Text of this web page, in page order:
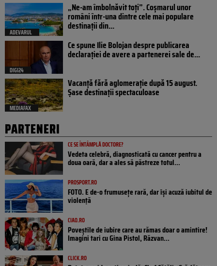
ADEVARUL
„Ne-am îmbolnăvit toți”. Coșmarul unor
români într-una dintre cele mai populare
destinații din...
DIGI24
Ce spune Ilie Bolojan despre publicarea
declarației de avere a partenerei sale de...
MEDIAFAX
Vacanță fără aglomerație după 15 august.
Șase destinații spectaculoase
PARTENERI
CE SE ÎNTÂMPLĂ DOCTORE?
Vedeta celebră, diagnosticată cu cancer pentru a
doua oară, dar a ales să păstreze totul...
PROSPORT.RO
FOTO. E de-o frumusețe rară, dar își acuză iubitul de
violență
CIAO.RO
Poveştile de iubire care au rămas doar o amintire!
Imagini tari cu Gina Pistol, Răzvan...
CLICK.RO